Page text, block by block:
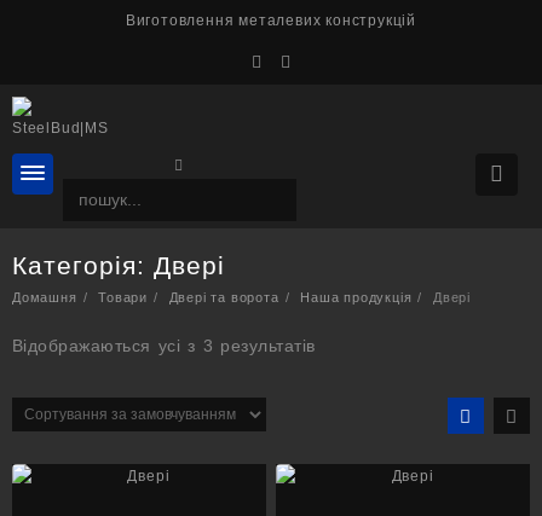
Виготовлення металевих конструкцій
Категорія: Двері
Домашня Товари Двері та ворота Наша продукція Двері
Відображаються усі з 3 результатів